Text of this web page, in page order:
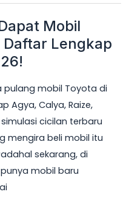
Mobil
Daftar Lengkap
pulang mobil Toyota di
Agya, Calya, Raize,
cicilan terbaru
mengira beli mobil itu
sekarang, di
mobil baru